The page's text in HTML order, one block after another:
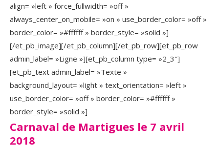
align= »left » force_fullwidth= »off »
always_center_on_mobile= »on » use_border_color= »off »
border_color= »#ffffff » border_style= »solid »]
[/et_pb_image][/et_pb_column][/et_pb_row][et_pb_row
admin_label= »Ligne »][et_pb_column type= »2_3″]
[et_pb_text admin_label= »Texte »
background_layout= »light » text_orientation= »left »
use_border_color= »off » border_color= »#ffffff »
border_style= »solid »]
Carnaval de Martigues le 7 avril
2018